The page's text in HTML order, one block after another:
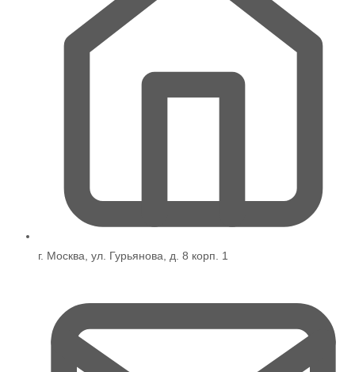
г. Москва, ул. Гурьянова, д. 8 корп. 1